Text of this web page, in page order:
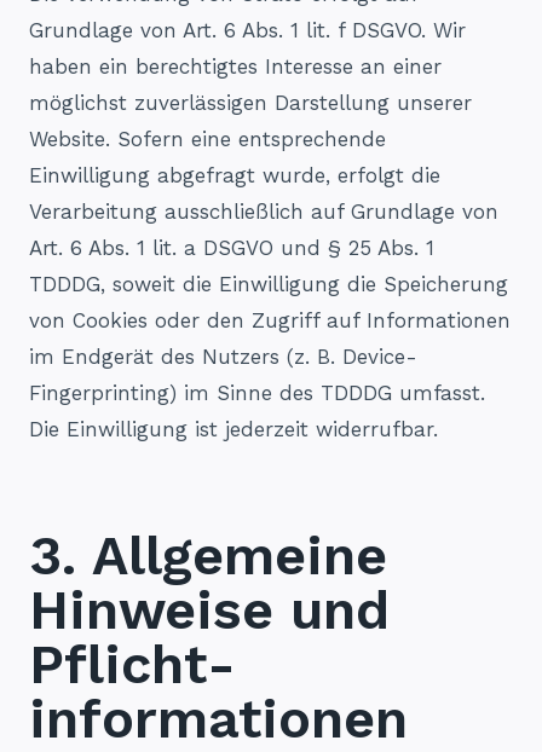
Grundlage von Art. 6 Abs. 1 lit. f DSGVO. Wir
haben ein berechtigtes Interesse an einer
möglichst zuverlässigen Darstellung unserer
Website. Sofern eine entsprechende
Einwilligung abgefragt wurde, erfolgt die
Verarbeitung ausschließlich auf Grundlage von
Art. 6 Abs. 1 lit. a DSGVO und § 25 Abs. 1
TDDDG, soweit die Einwilligung die Speicherung
von Cookies oder den Zugriff auf Informationen
im Endgerät des Nutzers (z. B. Device-
Fingerprinting) im Sinne des TDDDG umfasst.
Die Einwilligung ist jederzeit widerrufbar.
3. Allgemeine
Hinweise und
Pflicht­
informationen